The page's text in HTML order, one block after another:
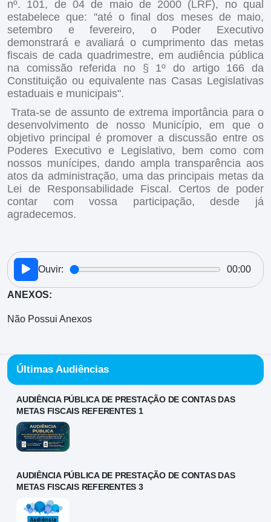
nº. 101, de 04 de maio de 2000 (LRF), no qual
estabelece que: "até o final dos meses de maio,
setembro e fevereiro, o Poder Executivo
demonstrará e avaliará o cumprimento das metas
fiscais de cada quadrimestre, em audiência pública
na comissão referida no § 1º do artigo 166 da
Constituição ou equivalente nas Casas Legislativas
estaduais e municipais".
Trata-se de assunto de extrema importância para o
desenvolvimento de nosso Município, em que o
objetivo principal é promover a discussão entre os
Poderes Executivo e Legislativo, bem como com
nossos munícipes, dando ampla transparência aos
atos da administração, uma das principais metas da
Lei de Responsabilidade Fiscal. Certos de poder
contar com vossa participação, desde já
agradecemos.
Ouvir: 00:00
ANEXOS:
Não Possui Anexos
Últimas Audiências
AUDIÊNCIA PÚBLICA DE PRESTAÇÃO DE CONTAS DAS
METAS FISCAIS REFERENTES 1
AUDIÊNCIA PÚBLICA DE PRESTAÇÃO DE CONTAS DAS
METAS FISCAIS REFERENTES 3